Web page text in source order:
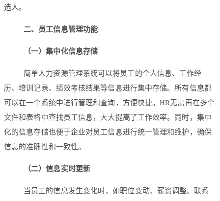
选人。
二、员工信息管理功能
（一）集中化信息存储
简单人力资源管理系统可以将员工的个人信息、工作经
历、培训记录、绩效考核结果等信息进行集中存储。所有信息都
可以在一个系统中进行管理和查询，方便快捷。HR无需再在多个
文件和表格中查找员工信息，大大提高了工作效率。同时，集中
化的信息存储也便于企业对员工信息进行统一管理和维护，确保
信息的准确性和一致性。
（二）信息实时更新
当员工的信息发生变化时，如职位变动、薪资调整、联系